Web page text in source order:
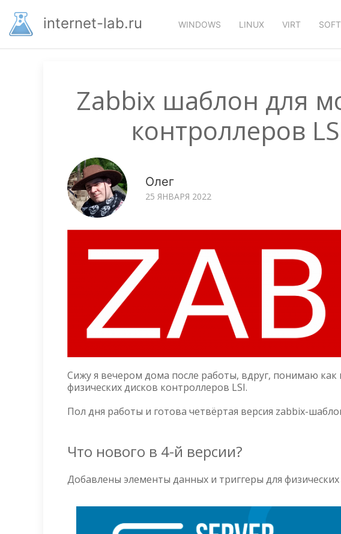
основномуinternet-lab.ru WINDOWS LINUX VIRT SOFT
Zabbix шаблон для
контроллеров
Олег
25 ЯНВАРЯ 2022
Сижу я вечером дома после работы, вдруг, понимаю
физических дисков контроллеров LSI.
Пол дня работы и готова четвёртая версия zabbix-
Что нового в 4-й версии?
Добавлены элементы данных и триггеры для физических